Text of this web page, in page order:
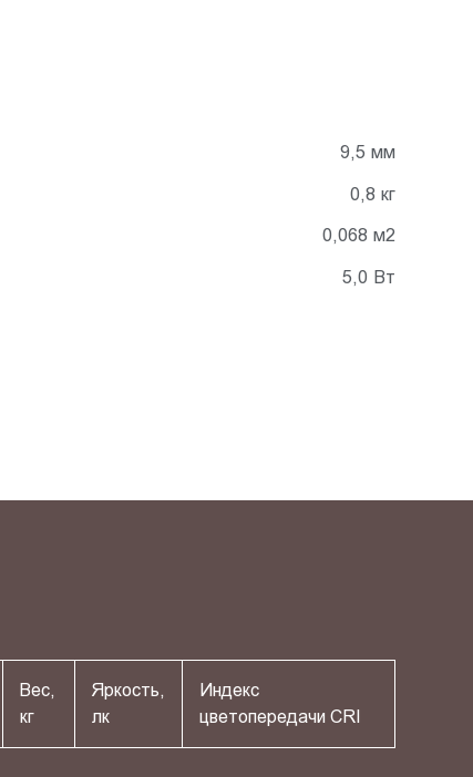
9,5 мм
0,8 кг
0,068 м2
5,0 Вт
Вес,
кг
Яркость,
лк
Индекс
цветопередачи СRI